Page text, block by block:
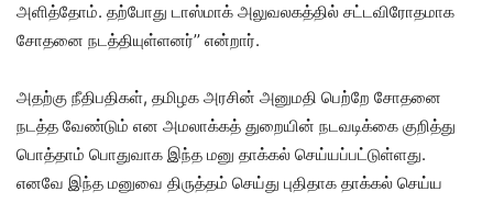
அளித்தோம். தற்போது டாஸ்மாக் அலுவலகத்தில் சட்டவிரோதமாக
சோதனை நடத்தியுள்ளனர்’’ என்றார்.
அதற்கு நீதிபதிகள், தமிழக அரசின் அனுமதி பெற்றே சோதனை
நடத்த வேண்டும் என அமலாக்கத் துறையின் நடவடிக்கை குறித்து
பொத்தாம் பொதுவாக இந்த மனு தாக்கல் செய்யப்பட்டுள்ளது.
எனவே இந்த மனுவை திருத்தம் செய்து புதிதாக தாக்கல் செய்ய